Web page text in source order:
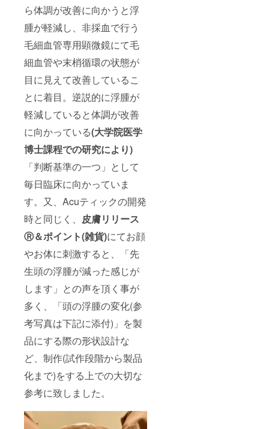
ら体調が改善に向かうと浮
腫が軽減し、非採血で行う
毛細血管専用顕微鏡にて毛
細血管や末梢循環の状態が
目に見えて改善しているこ
とに着目。逆説的に浮腫が
軽減していると体調が改善
に向かっている(大学院医学
博士課程での研究により)
「判断基準の一つ」として
毎日臨床に向かっていま
す。又、Acuティックの開発
時と同じく、 皮膚リリース
Ⓡ＆ポイント(雑貨)にてお顔
やお体に刺激すると、「先
生頭の浮腫が減った感じが
します」との声を頂く事が
多く、「頭の浮腫の変化(参
考写真は下記に添付)」を製
品にする際の形状設計な
ど、制作(試作段階から製品
化まで)をする上での大切な
参考に致しました。